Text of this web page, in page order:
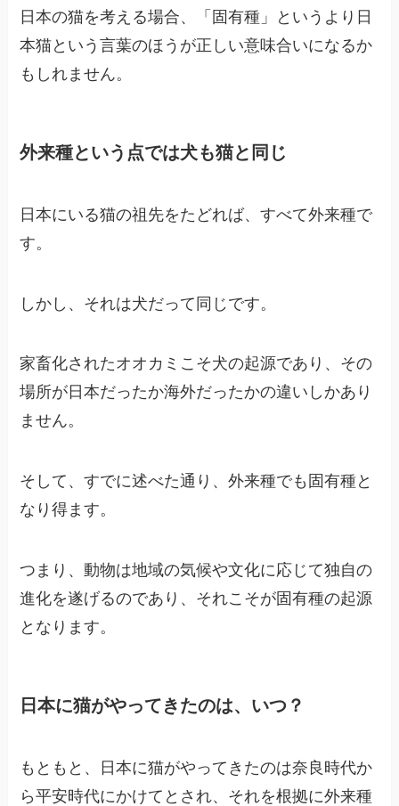
日本の猫を考える場合、「固有種」というより日
本猫という言葉のほうが正しい意味合いになるか
もしれません。
外来種という点では犬も猫と同じ
日本にいる猫の祖先をたどれば、すべて外来種で
す。
しかし、それは犬だって同じです。
家畜化されたオオカミこそ犬の起源であり、その
場所が日本だったか海外だったかの違いしかあり
ません。
そして、すでに述べた通り、外来種でも固有種と
なり得ます。
つまり、動物は地域の気候や文化に応じて独自の
進化を遂げるのであり、それこそが固有種の起源
となります。
日本に猫がやってきたのは、いつ？
もともと、日本に猫がやってきたのは奈良時代か
ら平安時代にかけてとされ、それを根拠に外来種